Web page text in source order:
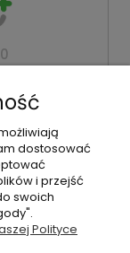
niemowlaków |
| REGON:
500 802 805
| Piambo
dostosować
i przejść
swoich
Polityce